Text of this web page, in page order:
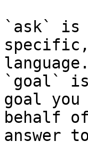
`ask` is
language.
`goal`
goal
behalf
answer